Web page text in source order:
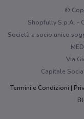
©
Shopfully S.p.A. -
Società a socio unico
Via
Capitale
Termini e Condizioni